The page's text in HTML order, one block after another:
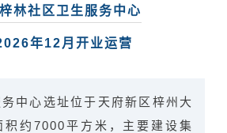
梓林社区卫生服务中心
年12月开业运营
中心选址位于天府新区梓州大
积约7000平方米，主要建设集